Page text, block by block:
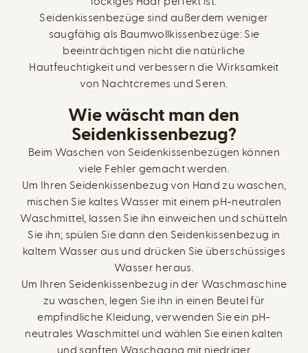
Seidenkissenbezüge sind außerdem weniger
saugfähig als Baumwollkissenbezüge: Sie
beeinträchtigen nicht die natürliche
Hautfeuchtigkeit und verbessern die Wirksamkeit
von Nachtcremes und Seren.
Wie wäscht man den
Seidenkissenbezug?
Beim Waschen von Seidenkissenbezügen können
viele Fehler gemacht werden.
Um Ihren Seidenkissenbezug von Hand zu waschen,
mischen Sie kaltes Wasser mit einem pH-neutralen
Waschmittel, lassen Sie ihn einweichen und schütteln
Sie ihn; spülen Sie dann den Seidenkissenbezug in
kaltem Wasser aus und drücken Sie überschüssiges
Wasser heraus.
Um Ihren Seidenkissenbezug in der Waschmaschine
zu waschen, legen Sie ihn in einen Beutel für
empfindliche Kleidung, verwenden Sie ein pH-
neutrales Waschmittel und wählen Sie einen kalten
und sanften Waschgang mit niedriger